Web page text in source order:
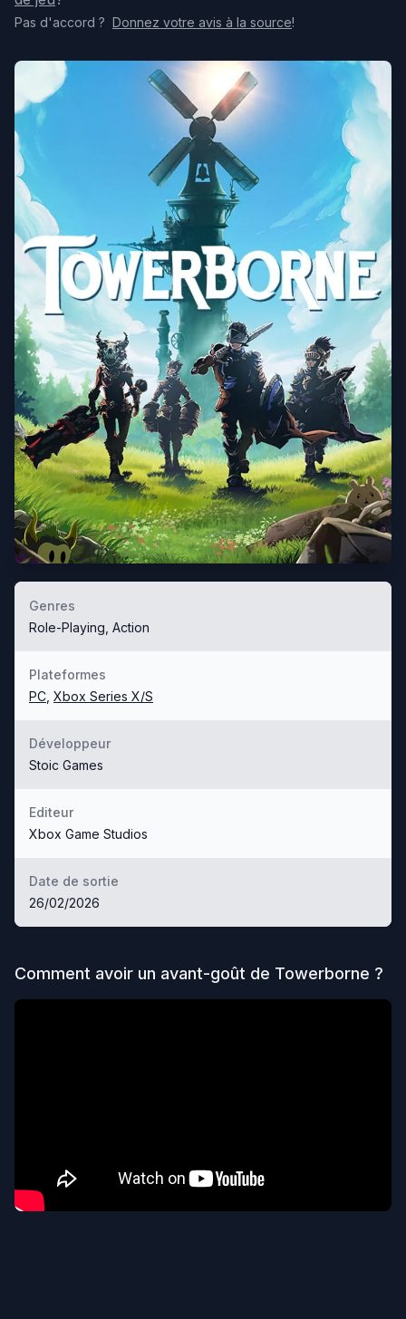
Pas d'accord ? Donnez votre avis à la source!
Genres
Role-Playing, Action
Plateformes
PC Xbox Series X/S
Développeur
Stoic Games
Editeur
Xbox Game Studios
Date de sortie
26/02/2026
Comment avoir un avant-goût de Towerborne ?